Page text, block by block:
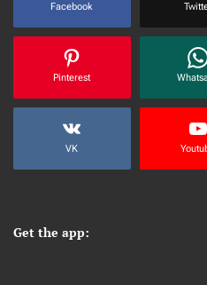
Facebook
Pinterest
VK
Get the app: